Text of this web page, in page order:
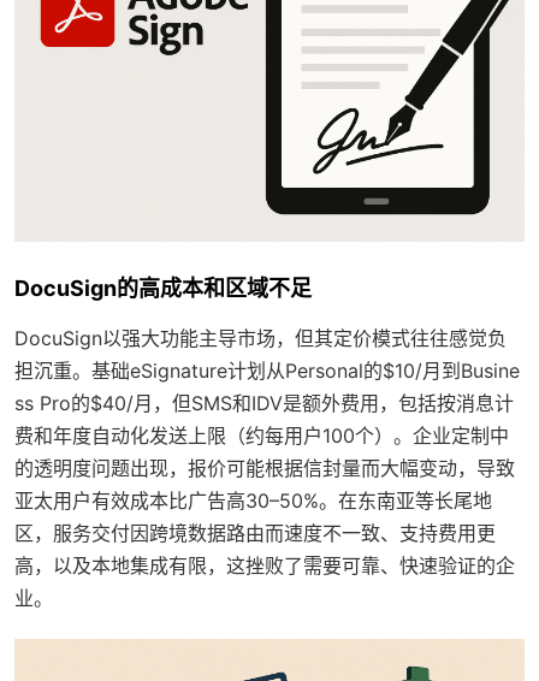
DocuSign的高成本和区域不足
DocuSign以强大功能主导市场，但其定价模式往往感觉负
担沉重。基础eSignature计划从Personal的$10/月到Busine
ss Pro的$40/月，但SMS和IDV是额外费用，包括按消息计
费和年度自动化发送上限（约每用户100个）。企业定制中
的透明度问题出现，报价可能根据信封量而大幅变动，导致
亚太用户有效成本比广告高30–50%。在东南亚等长尾地
区，服务交付因跨境数据路由而速度不一致、支持费用更
高，以及本地集成有限，这挫败了需要可靠、快速验证的企
业。